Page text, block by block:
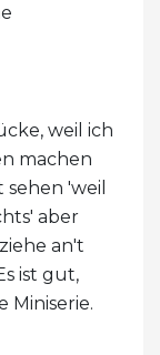
weil ich
machen
'weil
aber
an't
ist gut,
Miniserie.